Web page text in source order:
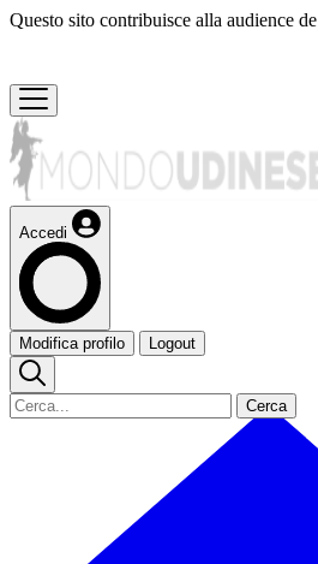
Questo sito contribuisce alla audience de
Accedi
Modifica profilo Logout
Cerca